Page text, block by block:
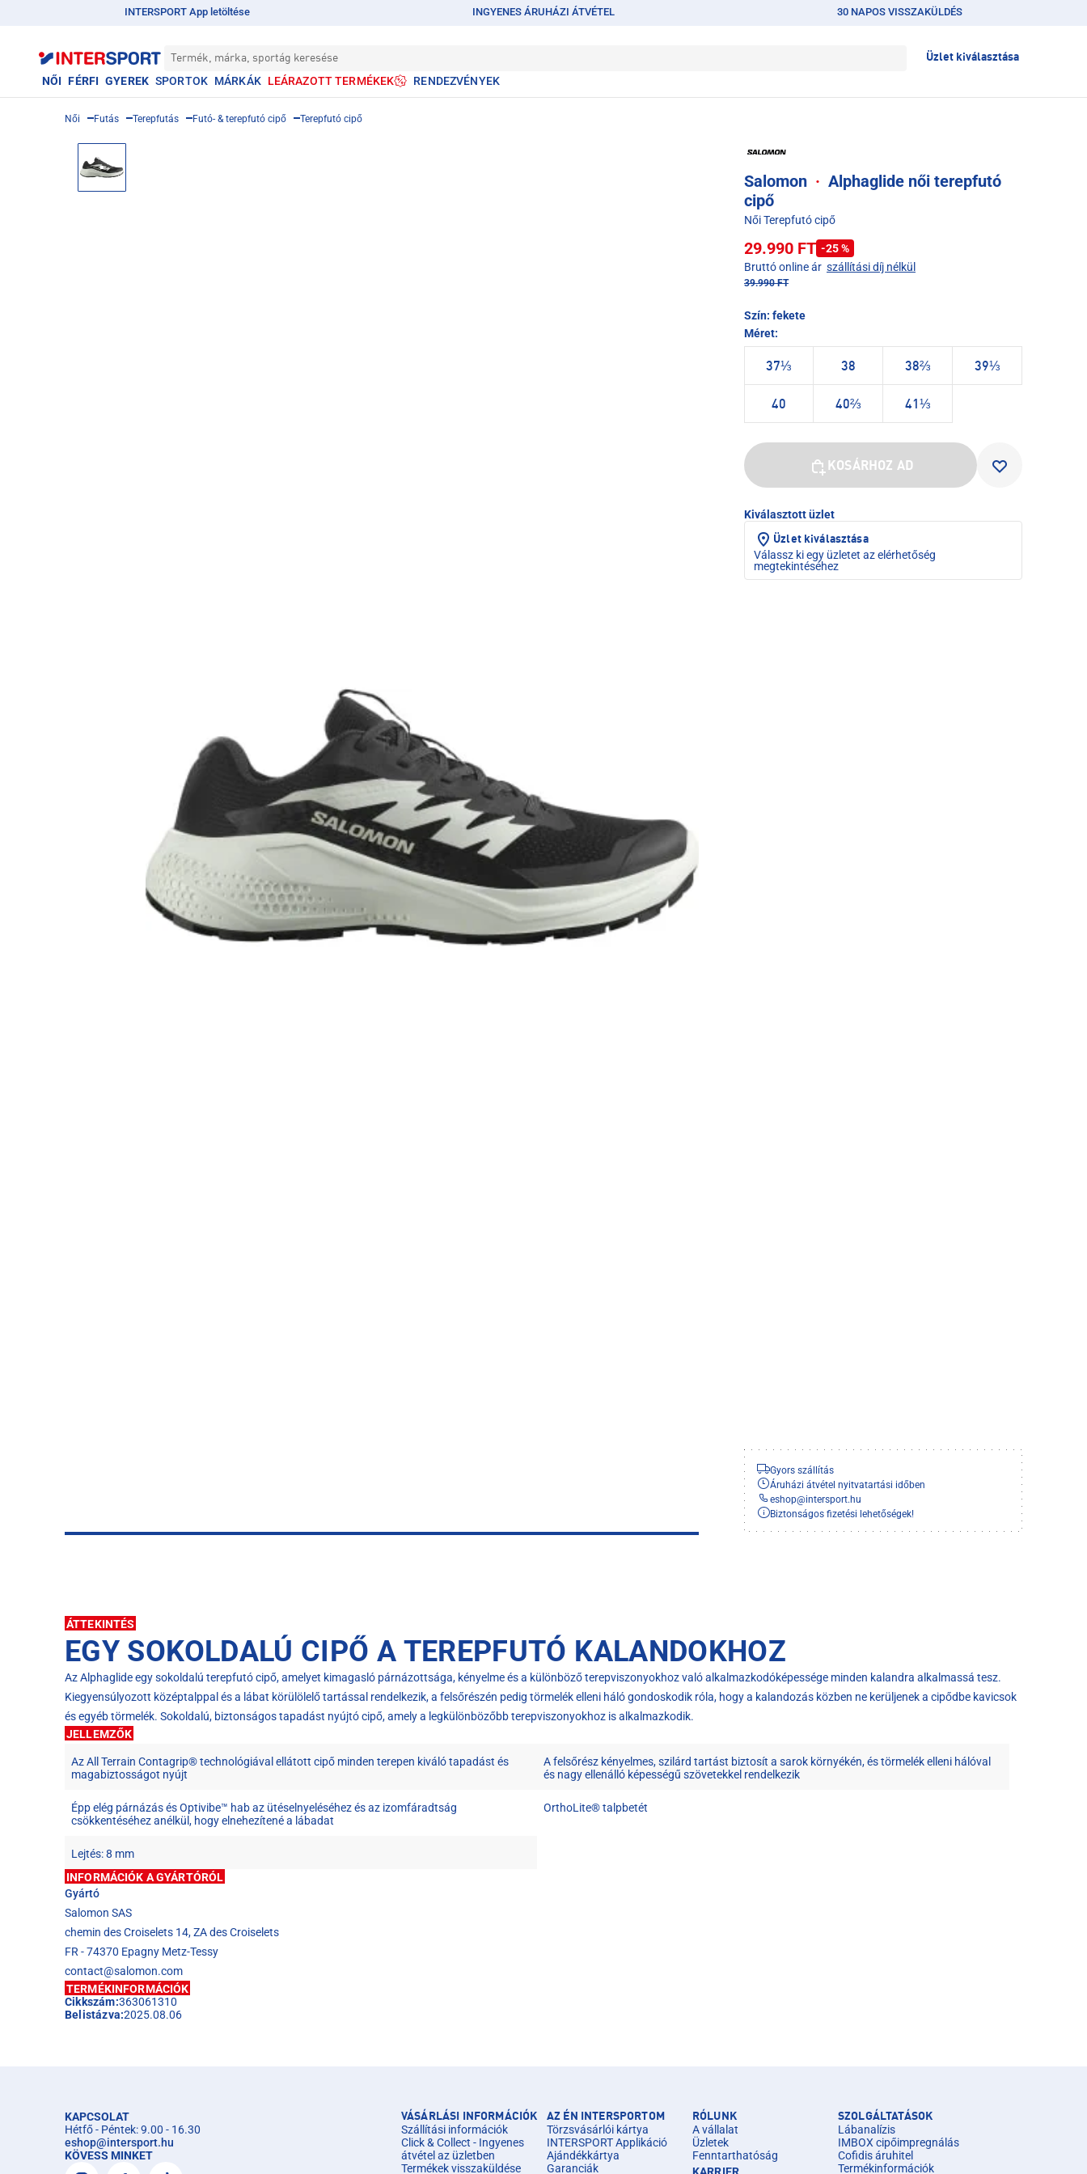
INTERSPORT App letöltése INGYENES ÁRUHÁZI ÁTVÉTEL 30 NAPOS VISSZAKÜLDÉS
Termék, márka, sportág keresése Üzlet kiválasztása
NŐI FÉRFI GYEREK SPORTOK MÁRKÁK LEÁRAZOTT TERMÉKEK RENDEZVÉNYEK
Női Futás Terepfutás Futó- & terepfutó cipő Terepfutó cipő
Salomon · Alphaglide női terepfutó
cipő
Női Terepfutó cipő
29.990 FT -25 %
Bruttó online ár szállítási díj nélkül
39.990 FT
Szín: fekete
Méret:
37⅓ 38 38⅔ 39⅓
40 40⅔ 41⅓
KOSÁRHOZ AD
Kiválasztott üzlet
Üzlet kiválasztása
Válassz ki egy üzletet az elérhetőség
megtekintéséhez
Gyors szállítás
Áruházi átvétel nyitvatartási időben
eshop@intersport.hu
Biztonságos fizetési lehetőségek!
ÁTTEKINTÉS
EGY SOKOLDALÚ CIPŐ A TEREPFUTÓ KALANDOKHOZ
Az Alphaglide egy sokoldalú terepfutó cipő, amelyet kimagasló párnázottsága, kényelme és a különböző terepviszonyokhoz való alkalmazkodóképessége minden kalandra alkalmassá tesz.
Kiegyensúlyozott középtalppal és a lábat körülölelő tartással rendelkezik, a felsőrészén pedig törmelék elleni háló gondoskodik róla, hogy a kalandozás közben ne kerüljenek a cipődbe kavicsok
és egyéb törmelék. Sokoldalú, biztonságos tapadást nyújtó cipő, amely a legkülönbözőbb terepviszonyokhoz is alkalmazkodik.
JELLEMZŐK
Az All Terrain Contagrip® technológiával ellátott cipő minden terepen kiváló tapadást és
magabiztosságot nyújt
A felsőrész kényelmes, szilárd tartást biztosít a sarok környékén, és törmelék elleni hálóval
és nagy ellenálló képességű szövetekkel rendelkezik
Épp elég párnázás és Optivibe™ hab az ütéselnyeléséhez és az izomfáradtság
csökkentéséhez anélkül, hogy elnehezítené a lábadat
OrthoLite® talpbetét
Lejtés: 8 mm
INFORMÁCIÓK A GYÁRTÓRÓL
Gyártó
Salomon SAS
chemin des Croiselets 14, ZA des Croiselets
FR - 74370 Epagny Metz-Tessy
contact@salomon.com
TERMÉKINFORMÁCIÓK
Cikkszám:363061310
Belistázva:2025.08.06
KAPCSOLAT
Hétfő - Péntek: 9.00 - 16.30
eshop@intersport.hu
KÖVESS MINKET
VÁSÁRLÁSI INFORMÁCIÓK
Szállítási információk
Click & Collect - Ingyenes
átvétel az üzletben
Termékek visszaküldése
AZ ÉN INTERSPORTOM
Törzsvásárlói kártya
INTERSPORT Applikáció
Ajándékkártya
Garanciák
RÓLUNK
A vállalat
Üzletek
Fenntarthatóság
SZOLGÁLTATÁSOK
Lábanalízis
IMBOX cipőimpregnálás
Cofidis áruhitel
Termékinformációk